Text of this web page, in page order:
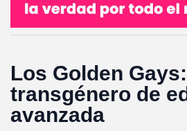
Los Golden
transgénero de
avanzada